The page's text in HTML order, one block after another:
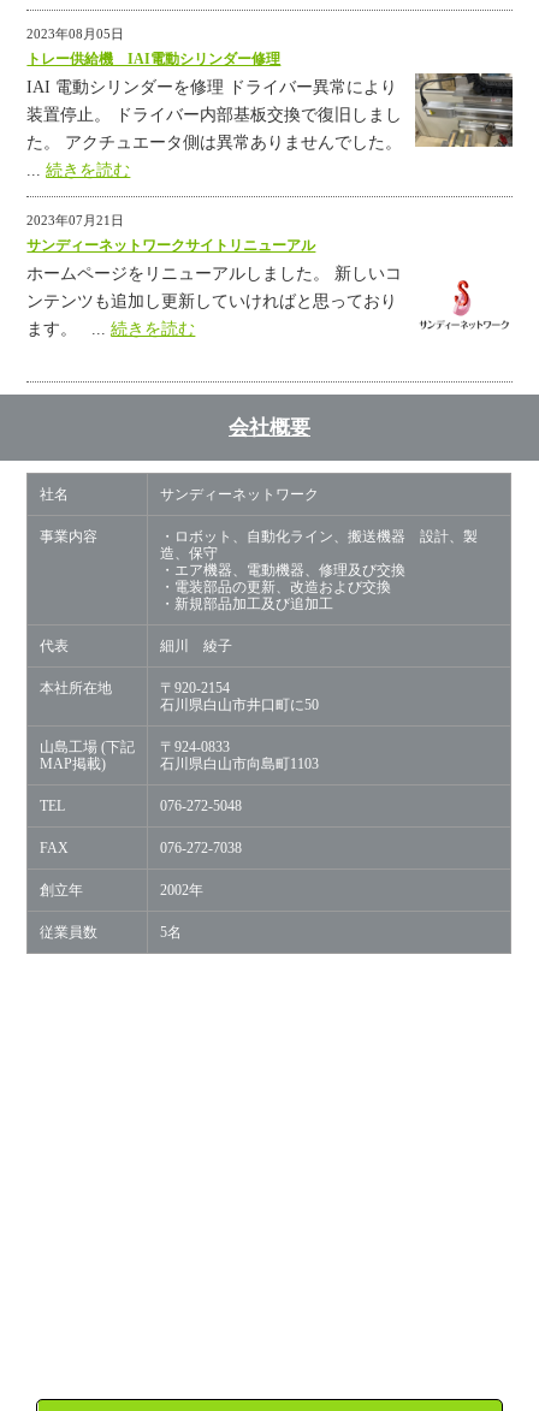
2023年08月05日
トレー供給機 IAI電動シリンダー修理
IAI 電動シリンダーを修理 ドライバー異常により
装置停止。 ドライバー内部基板交換で復旧しまし
た。 アクチュエータ側は異常ありませんでした。
...続きを読む
2023年07月21日
サンディーネットワークサイトリニューアル
ホームページをリニューアルしました。 新しいコ
ンテンツも追加し更新していければと思っており
ます。 ...続きを読む
会社概要
社名 サンディーネットワーク
事業内容
・ロボット、自動化ライン、搬送機器 設計、製
造、保守
・エア機器、電動機器、修理及び交換
・電装部品の更新、改造および交換
・新規部品加工及び追加工
代表 細川 綾子
本社所在地
〒920-2154
石川県白山市井口町に50
山島工場 (下記
MAP掲載)
〒924-0833
石川県白山市向島町1103
TEL 076-272-5048
FAX 076-272-7038
創立年 2002年
従業員数 5名